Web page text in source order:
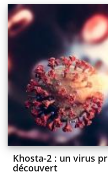
Khosta-2 : un virus
découvert